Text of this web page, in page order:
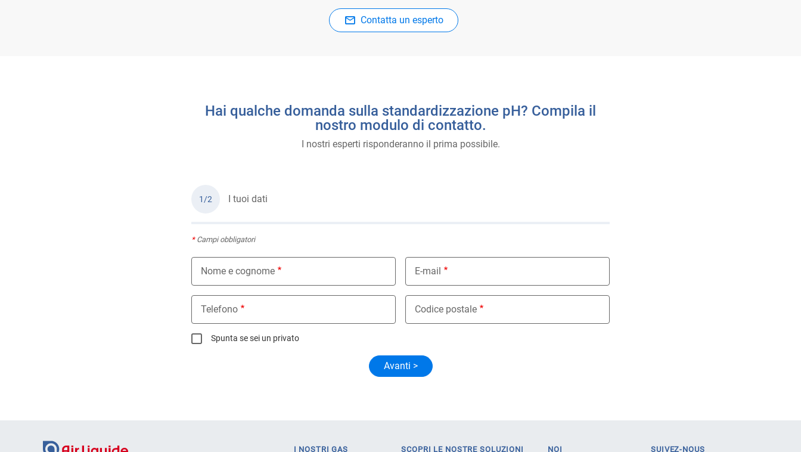
Contatta un esperto
Hai qualche domanda sulla standardizzazione pH? Compila il
nostro modulo di contatto.
I nostri esperti risponderanno il prima possibile.
1/2 I tuoi dati
*Campi obbligatori
Nome e cognome E-mail
Telefono Codice postale
Spunta se sei un privato
I NOSTRI GAS SCOPRI LE NOSTRE SOLUZIONI NOI SUIVEZ-NOUS